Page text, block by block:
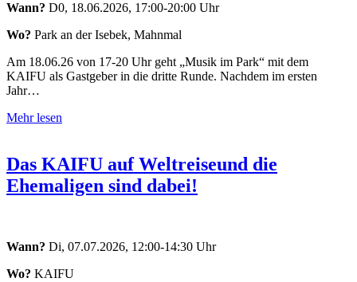
Wann? D0, 18.06.2026, 17:00-20:00 Uhr
Wo? Park an der Isebek, Mahnmal
Am 18.06.26 von 17-20 Uhr geht „Musik im Park“ mit dem
KAIFU als Gastgeber in die dritte Runde. Nachdem im ersten
Jahr…
Mehr lesen
Das KAIFU auf Weltreiseund die
Ehemaligen sind dabei!
Wann? Di, 07.07.2026, 12:00-14:30 Uhr
Wo? KAIFU